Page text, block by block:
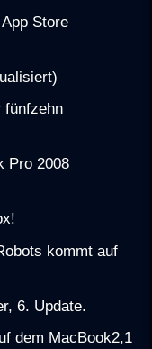
Store
fünfzehn
Pro 2008
kommt auf
6. Update.
dem MacBook2,1